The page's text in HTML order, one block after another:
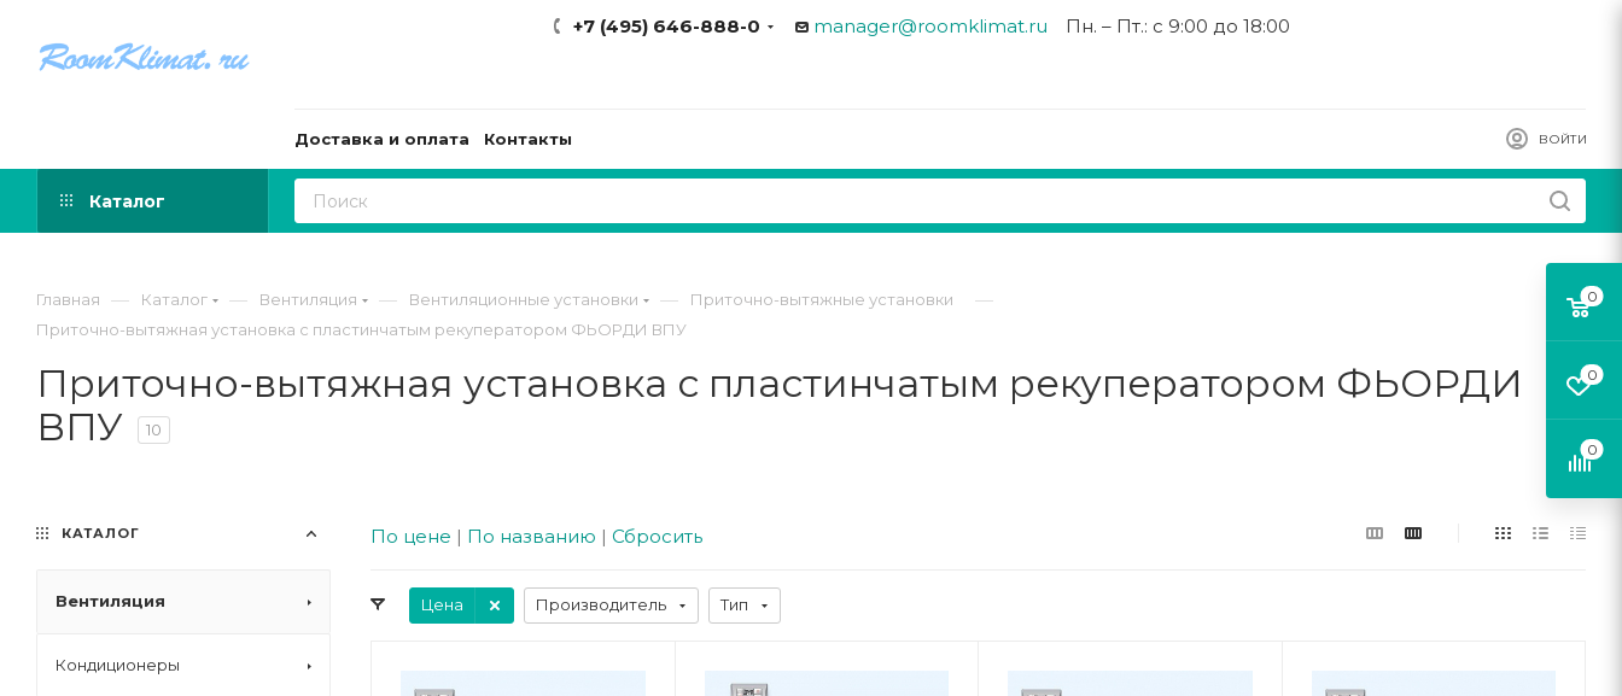
+7 (495) 646-888-0 manager@roomklimat.ru Пн. – Пт.: с 9:00 до 18:00
ВОЙТИ
Доставка и оплата Контакты
Каталог
Главная — Каталог — Вентиляция — Вентиляционные установки — Приточно-вытяжные установки —
Приточно-вытяжная установка с пластинчатым рекуператором ФЬОРДИ ВПУ
Приточно-вытяжная установка с пластинчатым рекуператором ФЬОРДИ
ВПУ
10
По цене | По названию | Сбросить
Цена Производитель Тип
КАТАЛОГ
Вентиляция
Кондиционеры
0
0
0